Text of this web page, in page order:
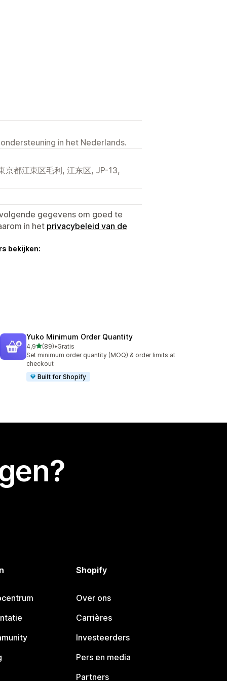
in het Nederlands.
京都江東区毛利, 江东区, JP-13,
gegevens om goed te
in het privacybeleid van de
bekijken:
Yuko Minimum Order Quantity
4,9van 5 sterren
(89)
89 recensies in totaal
•Gratis
Set minimum order quantity (MOQ) & order limits at
checkout
Built for Shopify
Shopify
Over ons
Carrières
Investeerders
Pers en media
Partners